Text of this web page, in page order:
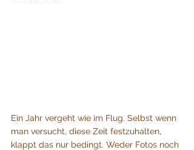
Ein Jahr vergeht wie im Flug. Selbst wenn
man versucht, diese Zeit festzuhalten,
klappt das nur bedingt. Weder Fotos noch